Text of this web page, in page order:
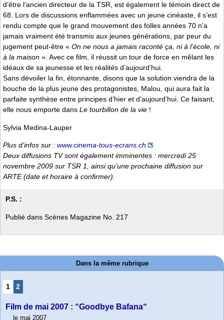
d’être l’ancien directeur de la TSR, est également le témoin direct de
68. Lors de discussions enflammées avec un jeune cinéaste, il s’est
rendu compte que le grand mouvement des folles années 70 n’a
jamais vraiment été transmis aux jeunes générations, par peur du
jugement peut-être « On ne nous a jamais raconté ça, ni à l’école, ni
à la maison ». Avec ce film, il réussit un tour de force en mêlant les
idéaux de sa jeunesse et les réalités d’aujourd’hui.
Sans dévoiler la fin, étonnante, disons que la solution viendra de la
bouche de la plus jeune des protagonistes, Malou, qui aura fait la
parfaite synthèse entre principes d’hier et d’aujourd’hui. Ce faisant,
elle nous emporte dans Le tourbillon de la vie !
Sylvia Medina-Lauper
Plus d’infos sur : www.cinema-tous-ecrans.ch
Deux diffusions TV sont également imminentes : mercredi 25
novembre 2009 sur TSR 1, ainsi qu’une prochaine diffusion sur
ARTE (date et horaire à confirmer).
P.S. :
Publié dans Scènes Magazine No. 217
Dans la même rubrique
1 2
Film de mai 2007 : “Goodbye Bafana“
le mai 2007